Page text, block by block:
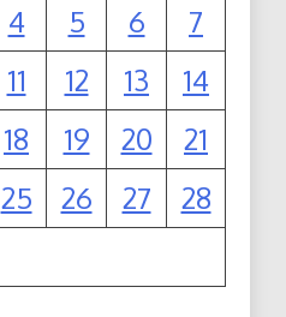
4 5 6
7
11 12 13
14
18 19 20
21
25 26 27
28